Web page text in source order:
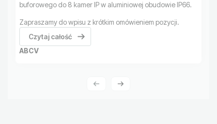
buforowego do 8 kamer IP w aluminiowej obudowie IP66.
Zapraszamy do wpisu z krótkim omówieniem pozycji.
Czytaj całość
ABCV